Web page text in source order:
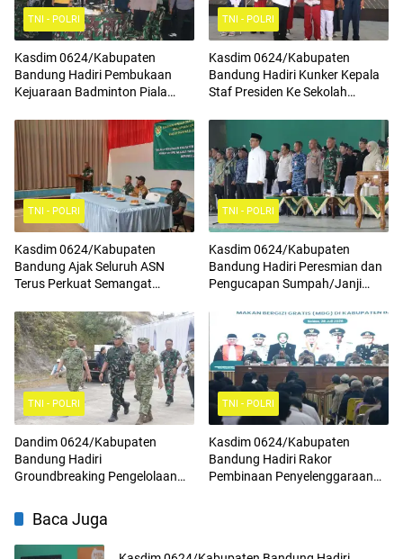
TNI - POLRI
Kasdim 0624/Kabupaten
Bandung Hadiri Pembukaan
Kejuaraan Badminton Piala
TNI - POLRI
Kasdim 0624/Kabupaten
Bandung Hadiri Kunker Kepala
Staf Presiden Ke Sekolah
TNI - POLRI
Kasdim 0624/Kabupaten
Bandung Ajak Seluruh ASN
Terus Perkuat Semangat
Cinta Tanah Air Serta
Mengamalkan Nilai Nilai
Pancasila
TNI - POLRI
Kasdim 0624/Kabupaten
Bandung Hadiri Peresmian dan
Pengucapan Sumpah/Janji
TNI - POLRI
Dandim 0624/Kabupaten
Bandung Hadiri
Groundbreaking Pengelolaan
(PSEL) TPPAS Regional Legok
Nangka
TNI - POLRI
Kasdim 0624/Kabupaten
Bandung Hadiri Rakor
Pembinaan Penyelenggaraan
Baca Juga